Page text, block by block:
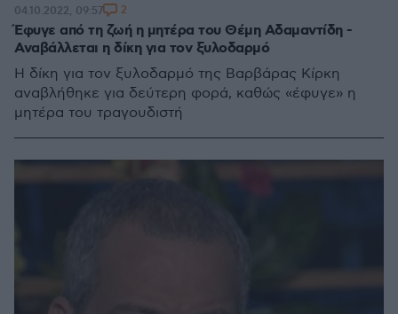
Έφυγε από τη ζωή η μητέρα του Θέμη Αδαμαντίδη -
Αναβάλλεται η δίκη για τον ξυλοδαρμό
Η δίκη για τον ξυλοδαρμό της Βαρβάρας Κίρκη
αναβλήθηκε για δεύτερη φορά, καθώς «έφυγε» η
μητέρα του τραγουδιστή
04.10.2022, 09:57 2